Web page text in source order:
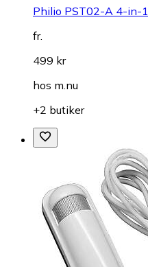
Philio PST02-A 4-in-1
fr.
499 kr
hos m.nu
+2 butiker